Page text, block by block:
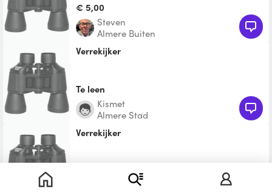
€ 5,00
Steven
Almere Buiten
Verrekijker
Te leen
Kismet
Almere Stad
Verrekijker